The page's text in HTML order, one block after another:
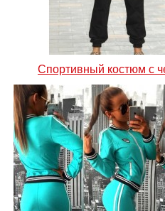
Спортивный костюм с